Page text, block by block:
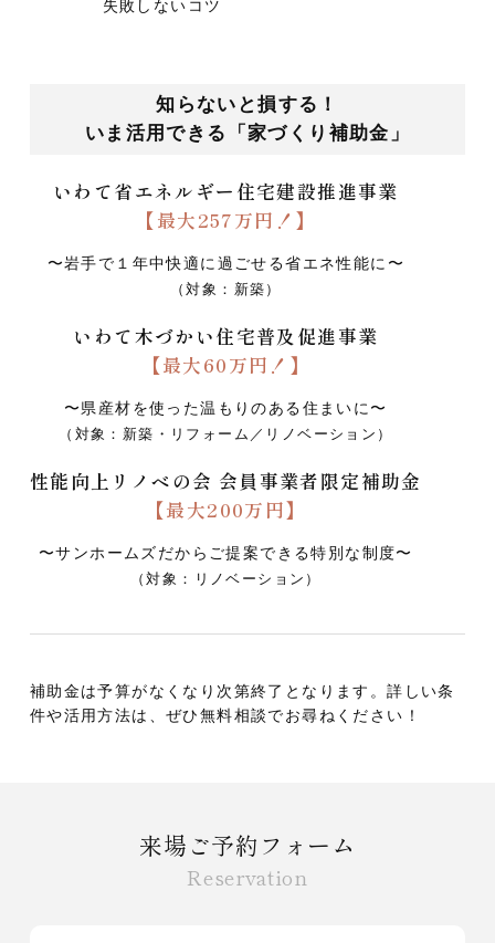
失敗しないコツ
知らないと損する！
いま活用できる「家づくり補助金」
いわて省エネルギー住宅建設推進事業
【最大257万円！】
〜岩手で１年中快適に過ごせる省エネ性能に〜
（対象：新築）
いわて木づかい住宅普及促進事業
【最大60万円！】
〜県産材を使った温もりのある住まいに〜
（対象：新築・リフォーム／リノベーション）
性能向上リノベの会 会員事業者限定補助金
【最大200万円】
〜サンホームズだからご提案できる特別な制度〜
（対象：リノベーション）
補助金は予算がなくなり次第終了となります。詳しい条
件や活用方法は、ぜひ無料相談でお尋ねください！
来場ご予約フォーム
Reservation